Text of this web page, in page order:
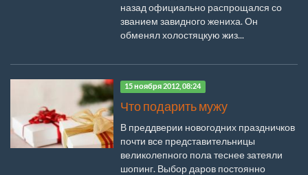
назад официально распрощался со
званием завидного жениха. Он
обменял холостяцкую жиз...
15 ноября 2012, 08:24
Что подарить мужу
В преддверии новогодних праздничков
почти все представительницы
великолепного пола теснее затеяли
шопинг. Выбор даров постоянно